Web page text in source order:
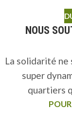
NOUS
La solidarité ne
super
quartiers